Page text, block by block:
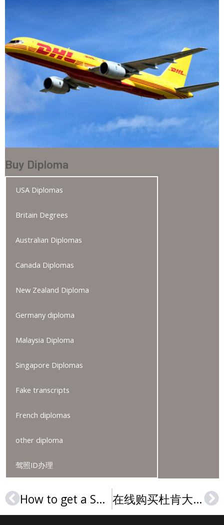
Buy Diploma
USA Diplomas
Britain Degrees
Australian Diplomas
Canada Diplomas
New Zealand Diploma
Germany diploma
Malaysia Diploma
Singapore Diplomas
Fake transcripts
French diplomas
other diploma
驾照ID办理
Prev How to get a Saint Mary’s University transcript online? 在线购买杜肯大学文凭，Buy a Duquesne University diploma online